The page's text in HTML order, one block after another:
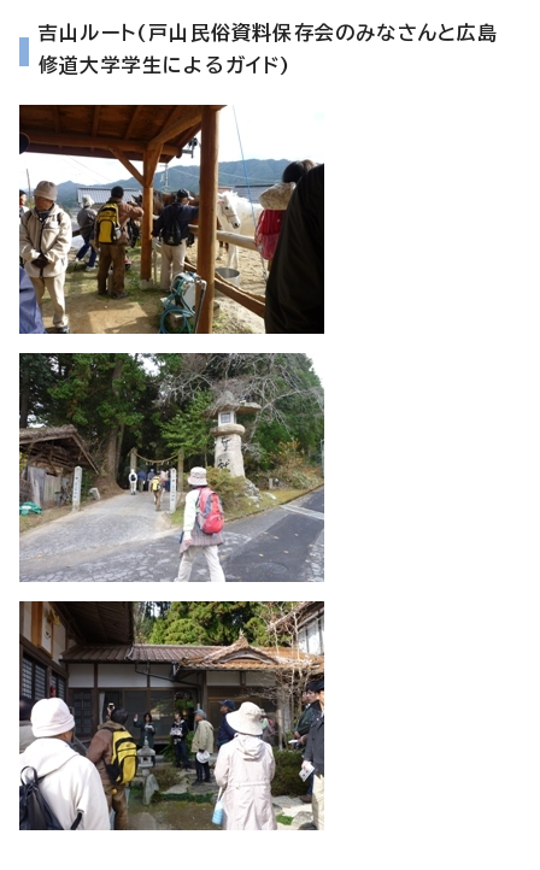
吉山ルート(戸山民俗資料保存会のみなさんと広島
修道大学学生によるガイド)